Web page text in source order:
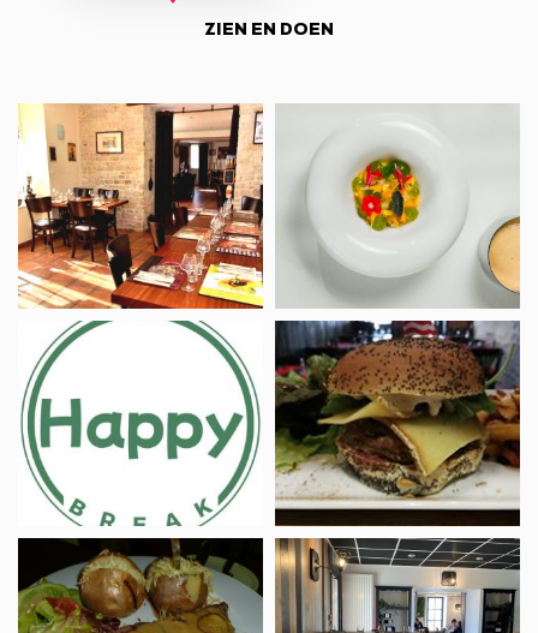
ZIEN EN DOEN
Restaurant
L’Ardoise
gourmande
Maison
Hotel-
Restaurant
Happy
Break
Restaurant
L’Eldorado
Restaurant
Le
Grill
Restaurant
Le
Guétréen